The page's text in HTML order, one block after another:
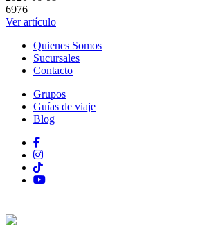
6976
Ver artículo
Quienes Somos
Sucursales
Contacto
Grupos
Guías de viaje
Blog